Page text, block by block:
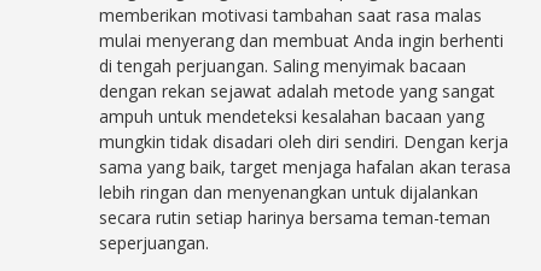
memberikan motivasi tambahan saat rasa malas
mulai menyerang dan membuat Anda ingin berhenti
di tengah perjuangan. Saling menyimak bacaan
dengan rekan sejawat adalah metode yang sangat
ampuh untuk mendeteksi kesalahan bacaan yang
mungkin tidak disadari oleh diri sendiri. Dengan kerja
sama yang baik, target menjaga hafalan akan terasa
lebih ringan dan menyenangkan untuk dijalankan
secara rutin setiap harinya bersama teman-teman
seperjuangan.